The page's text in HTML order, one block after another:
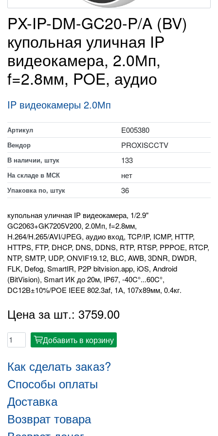
PX-IP-DM-GC20-P/A (BV)
купольная уличная IP
видеокамера, 2.0Мп,
f=2.8мм, POE, аудио
IP видеокамеры 2.0Мп
Артикул E005380
Вендор PROXISCCTV
В наличии, штук 133
На складе в МСК нет
Упаковка по, штук 36
купольная уличная IP видеокамера, 1/2.9"
GC2063+GK7205V200, 2.0Мп, f=2.8мм,
H.264/H.265/AVI/JPEG, аудио вход, TCP/IP, ICMP, HTTP,
HTTPS, FTP, DHCP, DNS, DDNS, RTP, RTSP, PPPOE, RTCP,
NTP, SMTP, UDP, ONVIF19.12, BLC, AWB, 3DNR, DWDR,
FLK, Defog, SmartIR, P2P bitvision.app, iOS, Android
(BitVision), Smart ИК до 20м, IP67, -40C°...60C°,
DC12В±10%/POE IEEE 802.3af, 1А, 107x89мм, 0.4кг.
Цена за шт.: 3759.00
cartДобавить в корзину
Как сделать заказ?
Способы оплаты
Доставка
Возврат товара